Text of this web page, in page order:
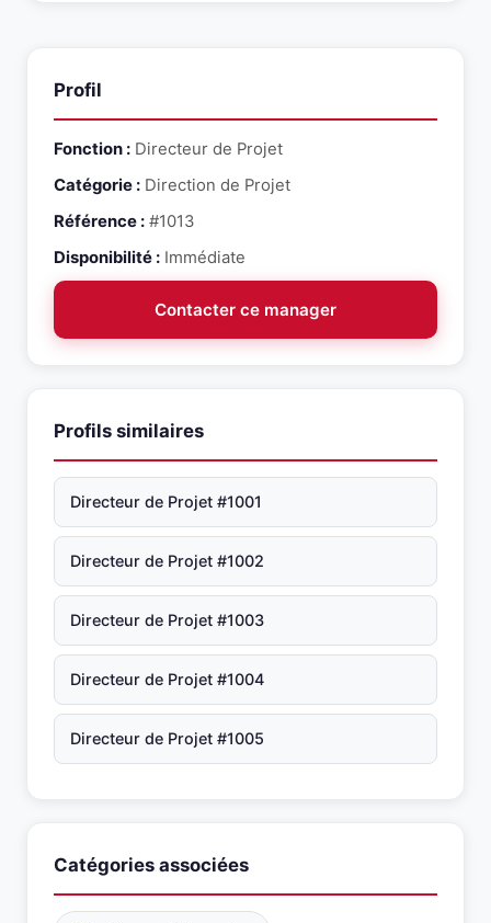
Profil
Fonction : Directeur de Projet
Catégorie : Direction de Projet
Référence : #1013
Disponibilité : Immédiate
Contacter ce manager
Profils similaires
Directeur de Projet #1001
Directeur de Projet #1002
Directeur de Projet #1003
Directeur de Projet #1004
Directeur de Projet #1005
Catégories associées